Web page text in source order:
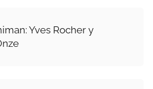
Yves Rocher y